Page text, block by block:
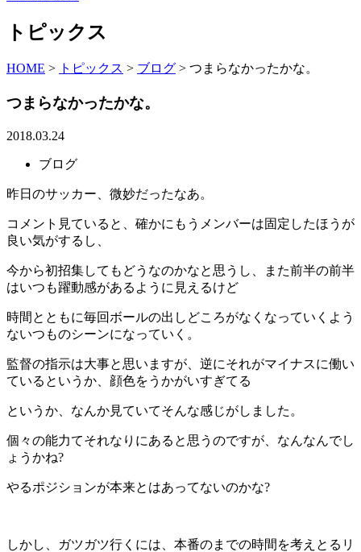
トピックス
HOME > トピックス > ブログ > つまらなかったかな。
つまらなかったかな。
2018.03.24
ブログ
昨日のサッカー、微妙だったなあ。
コメント見ていると、確かにもうメンバーは固定したほうが
良い気がするし、
今から初招集してもどうなのかなと思うし、また前半の前半
はいつも躍動感があるように見えるけど
時間とともに毎回ボールの出しどころがなくなっていくよう
ないつものシーンになっていく。
監督の指示は大事と思いますが、逆にそれがマイナスに働い
ているというか、顔色をうかがいすぎてる
というか、なんか見ていてそんな感じがしました。
個々の能力てそれなりにあると思うのですが、なんなんでし
ょうかね?
やるポジションが本来とはあってないのかな?
しかし、ガツガツ行くには、本番のまでの時間を考えとるリ